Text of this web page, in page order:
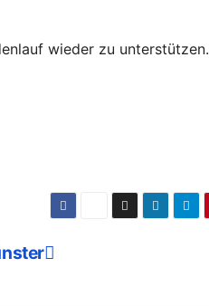
wieder zu unterstützen.